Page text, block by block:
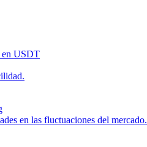
en USDT
en las fluctuaciones del mercado.